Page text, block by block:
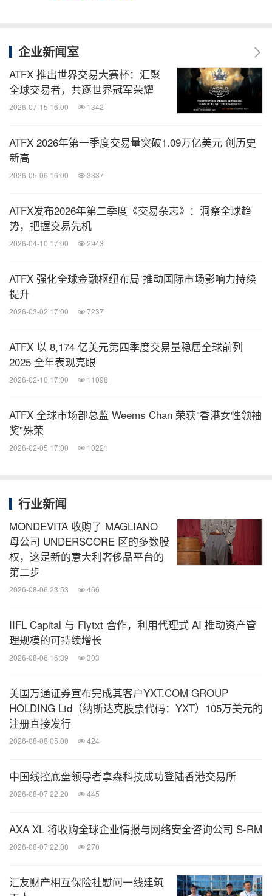
企业新闻室
ATFX 推出世界交易大赛杯：汇聚
全球交易者，共逐世界冠军荣耀
2026-07-15 16:00 1342
ATFX 2026年第一季度交易量突破1.09万亿美元 创历史
新高
2026-05-06 16:00 3337
ATFX发布2026年第二季度《交易杂志》：洞察全球趋
势，把握交易先机
2026-04-10 17:00 2943
ATFX 强化全球金融枢纽布局 推动国际市场影响力持续
提升
2026-03-02 17:00 7237
ATFX 以 8,174 亿美元第四季度交易量稳居全球前列
2025 全年表现亮眼
2026-02-10 17:00 11098
ATFX 全球市场部总监 Weems Chan 荣获"香港女性领袖
奖"殊荣
2026-02-05 17:00 10221
行业新闻
MONDEVITA 收购了 MAGLIANO
母公司 UNDERSCORE 区的多数股
权，这是新的意大利奢侈品平台的
第二步
2026-08-06 23:53 466
IIFL Capital 与 Flytxt 合作，利用代理式 AI 推动资产管
理规模的可持续增长
2026-08-06 16:39 303
美国万通证券宣布完成其客户YXT.COM GROUP
HOLDING Ltd（纳斯达克股票代码：YXT）105万美元的
注册直接发行
2026-08-08 05:00 424
中国线控底盘领导者拿森科技成功登陆香港交易所
2026-08-07 22:20 445
AXA XL 将收购全球企业情报与网络安全咨询公司 S-RM
2026-08-07 22:08 270
汇友财产相互保险社慰问一线建筑